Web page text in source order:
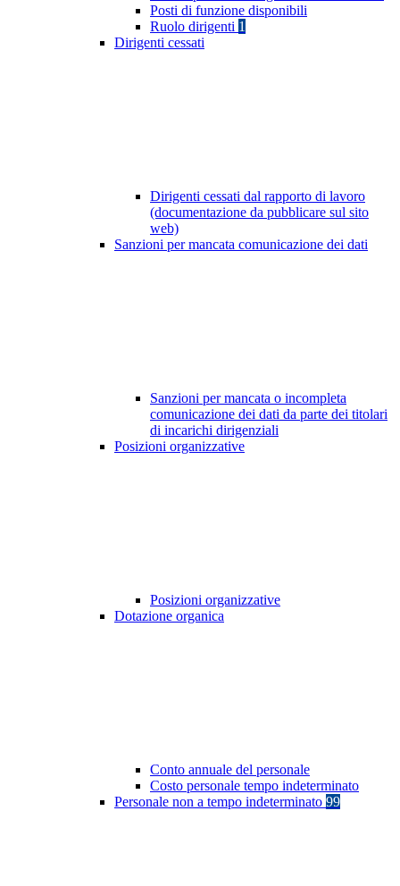
Posti di funzione disponibili
Ruolo dirigenti 1
Dirigenti cessati
Dirigenti cessati dal rapporto di lavoro
(documentazione da pubblicare sul sito
web)
Sanzioni per mancata comunicazione dei dati
Sanzioni per mancata o incompleta
comunicazione dei dati da parte dei titolari
di incarichi dirigenziali
Posizioni organizzative
Posizioni organizzative
Dotazione organica
Conto annuale del personale
Costo personale tempo indeterminato
Personale non a tempo indeterminato 99